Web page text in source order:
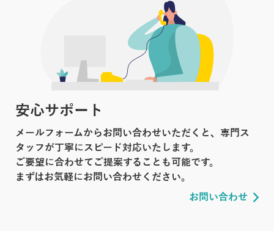
安心サポート
メールフォームからお問い合わせいただくと、専門ス
タッフが丁寧にスピード対応いたします。
ご要望に合わせてご提案することも可能です。
まずはお気軽にお問い合わせください。
お問い合わせ